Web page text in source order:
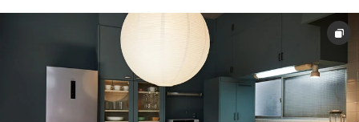
部屋ごとに写真で見比べたい
VARIATION
ひとつのスタジオであれもこれも
VARIATION
ひとつのスタジオであれもこれも
LOCATION
カフェやオフィスなどロケシーンも
SIZE&PRICE
広さと利用料金で探す